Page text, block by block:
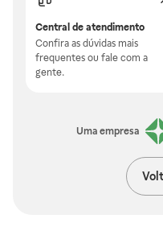
Central de atendimento
Confira as dúvidas mais
frequentes ou fale com a
gente.
Uma empresa